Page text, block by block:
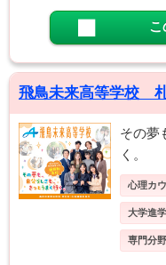
こ
飛鳥未来高等学校
その夢
く。
心理カ
大学進
専門分